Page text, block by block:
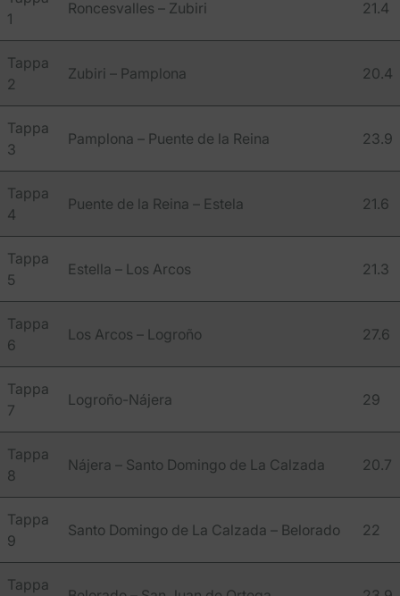
1
Roncesvalles – Zubiri 21.4
Tappa
2
Zubiri – Pamplona 20.4
Tappa
3
Pamplona – Puente de la Reina 23.9
Tappa
4
Puente de la Reina – Estela 21.6
Tappa
5
Estella – Los Arcos 21.3
Tappa
6
Los Arcos – Logroño 27.6
Tappa
7
Logroño-Nájera 29
Tappa
8
Nájera – Santo Domingo de La Calzada 20.7
Tappa
9
Santo Domingo de La Calzada – Belorado 22
Tappa